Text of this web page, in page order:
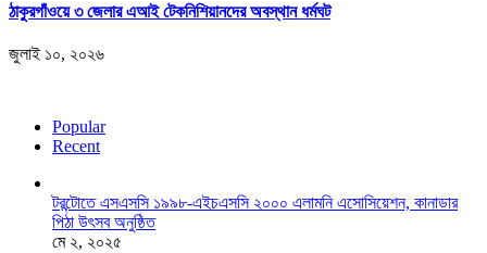
ঠাকুরগাঁওয়ে ৩ জেলার এআই টেকনিশিয়ানদের অবস্থান ধর্মঘট
জুলাই ১০, ২০২৬
Popular
Recent
টরন্টোতে এসএসসি ১৯৯৮-এইচএসসি ২০০০ এলামনি এসোসিয়েশন, কানাডার
পিঠা উৎসব অনুষ্ঠিত
মে ২, ২০২৫